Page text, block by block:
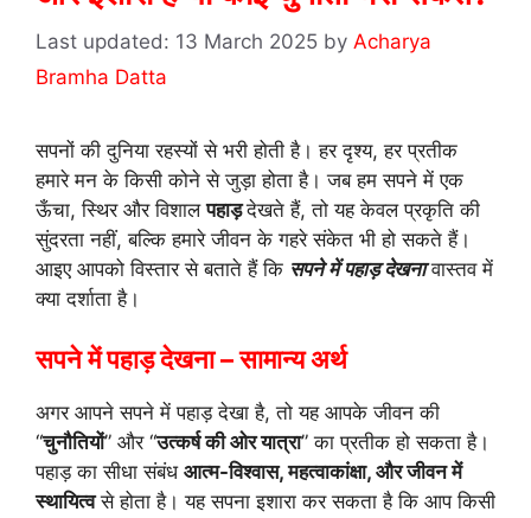
13 March 2025 by Acharya
Bramha Datta
सपनों की दुनिया रहस्यों से भरी होती है। हर दृश्य, हर प्रतीक
हमारे मन के किसी कोने से जुड़ा होता है। जब हम सपने में एक
ऊँचा, स्थिर और विशालपहाड़देखते हैं, तो यह केवल प्रकृति की
सुंदरता नहीं, बल्कि हमारे जीवन के गहरे संकेत भी हो सकते हैं।
आइए आपको विस्तार से बताते हैं कि सपने में पहाड़ देखनावास्तव में
क्या दर्शाता है।
सपने में पहाड़ देखना – सामान्य अर्थ
अगर आपने सपने में पहाड़ देखा है, तो यह आपके जीवन की
“चुनौतियों” और “उत्कर्ष की ओर यात्रा” का प्रतीक हो सकता है।
पहाड़ का सीधा संबंध आत्म-विश्वास, महत्वाकांक्षा, और जीवन में
स्थायित्वसे होता है। यह सपना इशारा कर सकता है कि आप किसी